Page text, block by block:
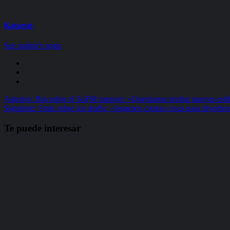
Katarsis
See author's posts
Navegación
de
entradas
Anterior: Bin sobre el SoFM support: «Queríamos probar nuevos
Siguiente: Smlz sobre los drafts: «Jugamos ciertas cosas para
Te puede interesar